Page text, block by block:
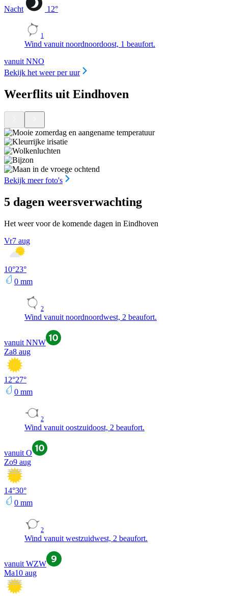
Nacht 12°
1
Wind vanuit noordnoordoost, 1 beaufort.
vanuit NNO
Bekijk het weer per uur
Weerflits uit Eindhoven
Bekijk meer foto's
5 dagen weersverwachting
Het weer voor de komende dagen in Eindhoven
Vr7 aug
10°23°
0 mm
2
Wind vanuit noordnoordwest, 2 beaufort.
vanuit NNW
Za8 aug
12°27°
0 mm
2
Wind vanuit oostzuidoost, 2 beaufort.
vanuit O
Zo9 aug
14°30°
0 mm
2
Wind vanuit westzuidwest, 2 beaufort.
vanuit WZW
Ma10 aug